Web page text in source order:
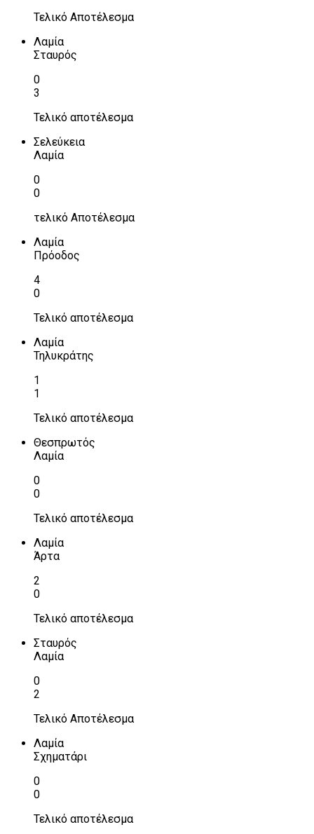
Τελικό Αποτέλεσμα
Λαμία
Σταυρός
0
3
Τελικό αποτέλεσμα
Σελεύκεια
Λαμία
0
0
τελικό Αποτέλεσμα
Λαμία
Πρόοδος
4
0
Τελικό αποτέλεσμα
Λαμία
Τηλυκράτης
1
1
Τελικό αποτέλεσμα
Θεσπρωτός
Λαμία
0
0
Τελικό αποτέλεσμα
Λαμία
Άρτα
2
0
Τελικό αποτέλεσμα
Σταυρός
Λαμία
0
2
Τελικό Αποτέλεσμα
Λαμία
Σχηματάρι
0
0
Τελικό αποτέλεσμα